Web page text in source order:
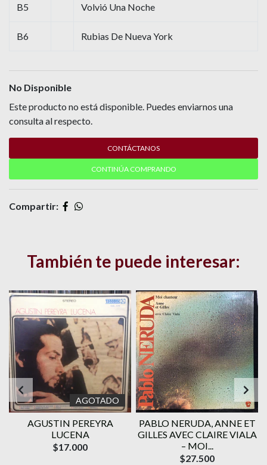
B5 Volvió Una Noche
B6 Rubias De Nueva York
No Disponible
Este producto no está disponible. Puedes enviarnos una
consulta al respecto.
CONTÁCTANOS
CONTINÚA COMPRANDO
Compartir:
También te puede interesar:
AGOTADO
AGUSTIN PEREYRA
LUCENA
$17.000
PABLO NERUDA, ANNE ET
GILLES AVEC CLAIRE VIALA
– MOI...
$27.500